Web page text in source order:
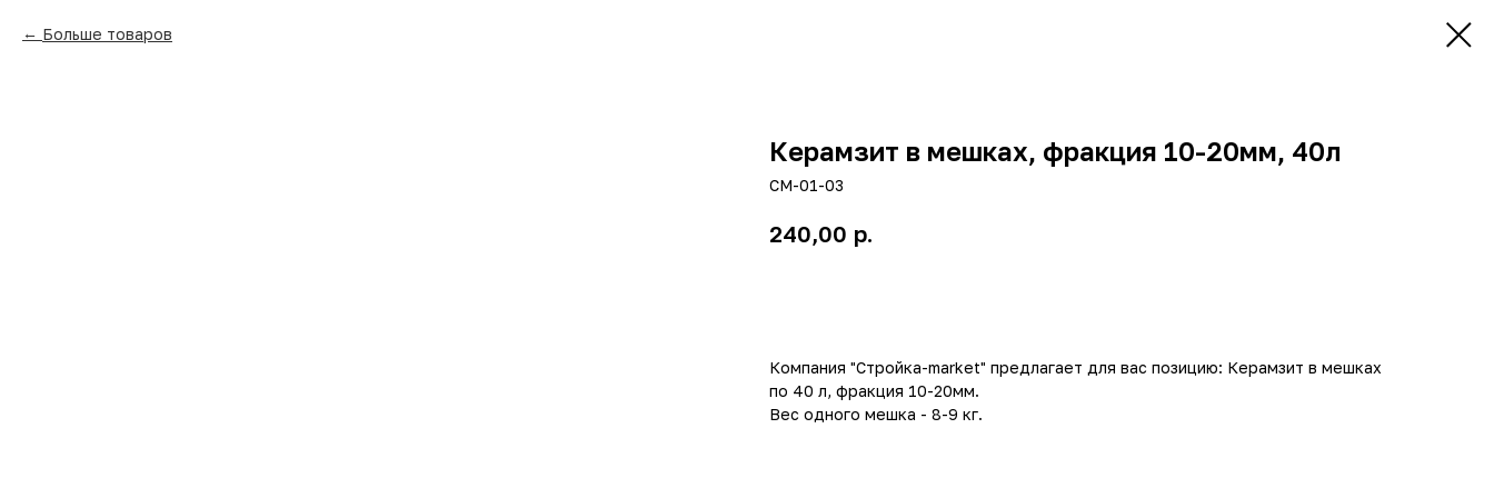
Больше товаров
Керамзит в мешках, фракция 10-20мм, 40л
СМ-01-03
240,00 р.
Компания "Стройка-market" предлагает для вас позицию: Керамзит в мешках
по 40 л, фракция 10-20мм.
Вес одного мешка - 8-9 кг.